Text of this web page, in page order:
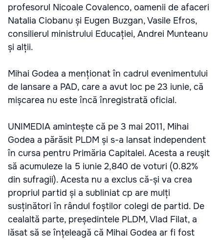
profesorul Nicoale Covalenco, oamenii de afaceri
Natalia Ciobanu și Eugen Buzgan, Vasile Efros,
consilierul ministrului Educației, Andrei Munteanu
și alții.
Mihai Godea a menționat în cadrul evenimentului
de lansare a PAD, care a avut loc pe 23 iunie, că
mișcarea nu este încă înregistrată oficial.
UNIMEDIA amintește că pe 3 mai 2011, Mihai
Godea a părăsit PLDM și s-a lansat independent
în cursa pentru Primăria Capitalei. Acesta a reuşit
să acumuleze la 5 iunie 2,840 de voturi (0.82%
din sufragii). Acesta nu a exclus că-și va crea
propriul partid și a subliniat cp are mulți
susținători în rândul foștilor colegi de partid. De
cealaltă parte, președintele PLDM, Vlad Filat, a
lăsat să se înțeleagă că Mihai Godea ar fi fost